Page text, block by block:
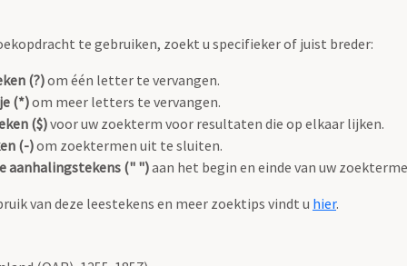
te gebruiken, zoekt u specifieker of juist breder:
(?)om één letter te vervangen.
(*)om meer letters te vervangen.
($)voor uw zoekterm voor resultaten die op elkaar lijken.
(-)om zoektermen uit te sluiten.
aanhalingstekens (" ")aan het begin en einde van uw
van deze leestekens en meer zoektips vindt u hier.